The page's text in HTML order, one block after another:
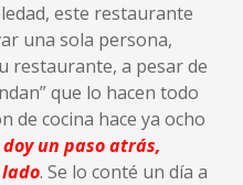
este restaurante
una sola persona,
restaurante, a pesar de
que lo hacen todo
de cocina hace ya ocho
doy un paso atrás,
. Se lo conté un día a